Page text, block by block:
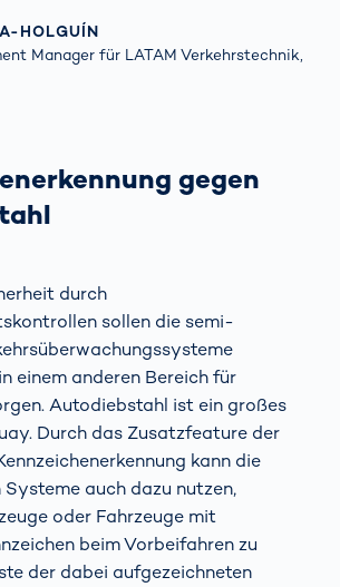
HOLGUÍN
Manager für LATAM Verkehrstechnik,
gegen
durch
sollen die semi-
einem anderen Bereich für
Autodiebstahl ist ein großes
Durch das Zusatzfeature der
kann die
Systeme auch dazu nutzen,
oder Fahrzeuge mit
beim Vorbeifahren zu
der dabei aufgezeichneten